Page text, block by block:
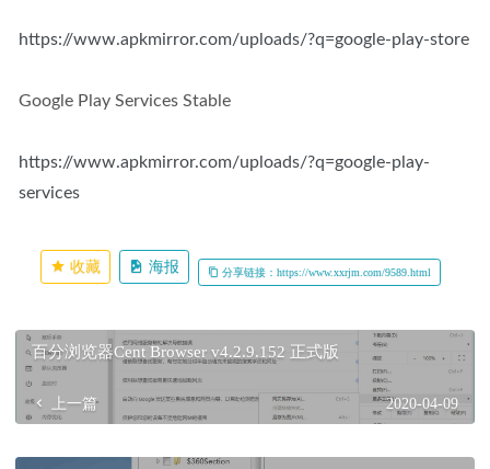
https://www.apkmirror.com/uploads/?q=google-play-store
Google Play Services Stable
https://www.apkmirror.com/uploads/?q=google-play-
services
收藏 海报 分享链接：https://www.xxrjm.com/9589.html
百分浏览器Cent Browser v4.2.9.152 正式版
上一篇 2020-04-09